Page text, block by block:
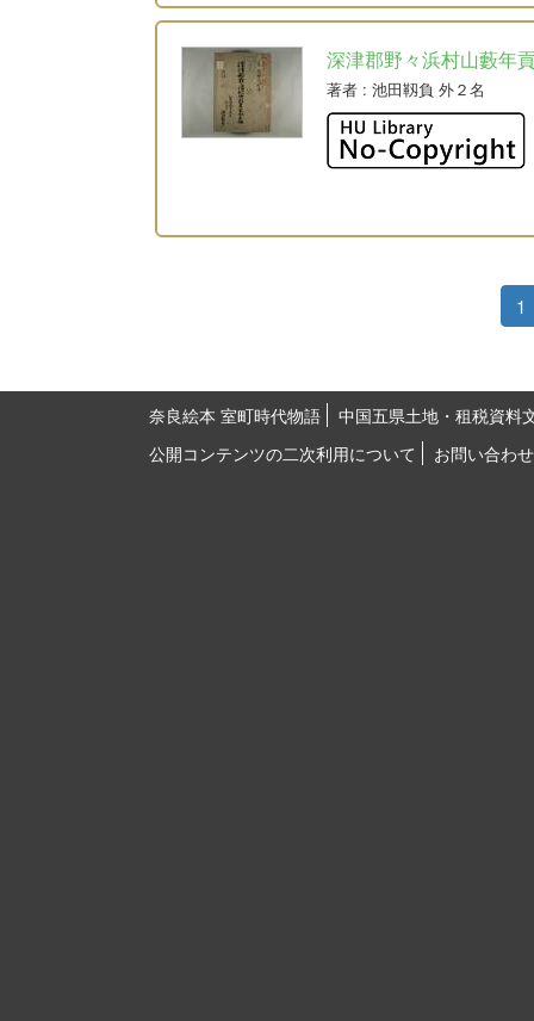
深津郡野々浜村山藪年
著者 : 池田靱負 外２名
1
奈良絵本 室町時代物語
中国五県土地・租税資料
公開コンテンツの二次利用について
お問い合わせ